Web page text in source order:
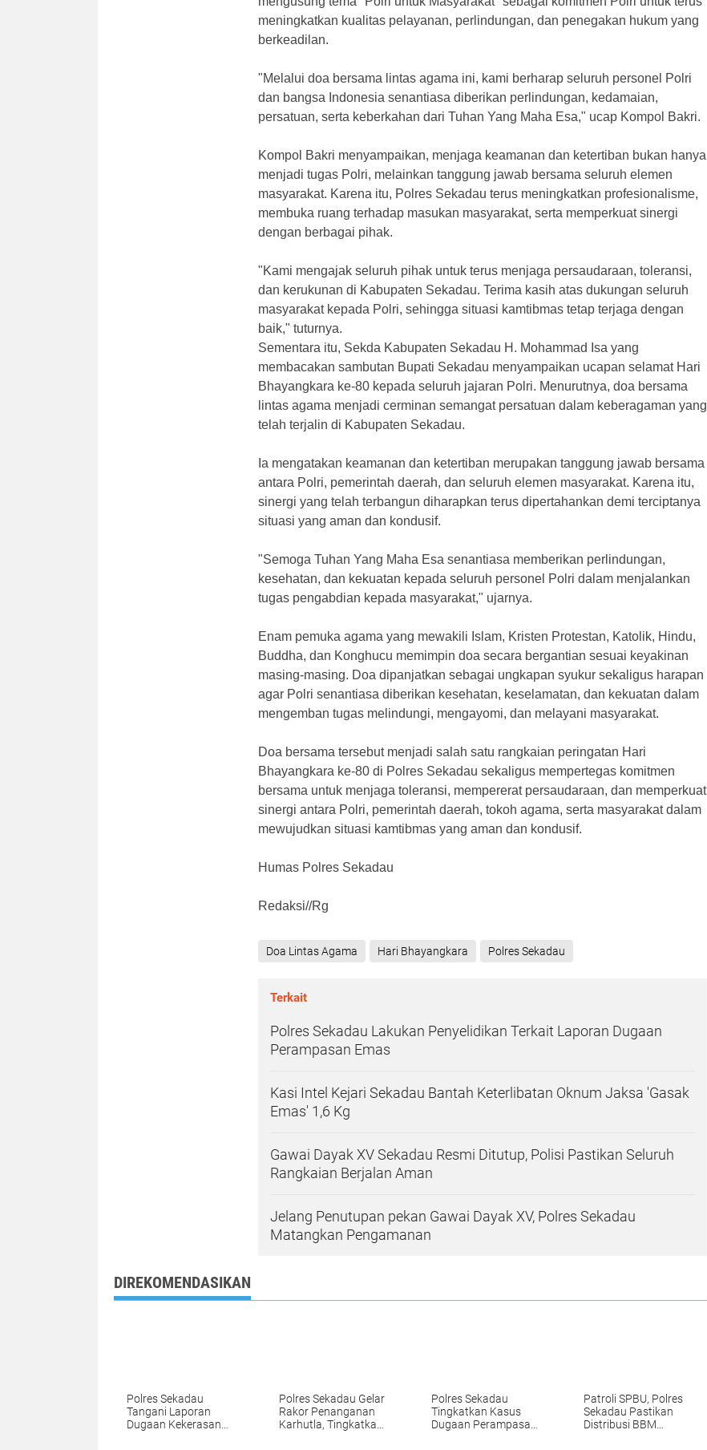
meningkatkan kualitas pelayanan, perlindungan, dan penegakan hukum yang
berkeadilan.
"Melalui doa bersama lintas agama ini, kami berharap seluruh personel Polri
dan bangsa Indonesia senantiasa diberikan perlindungan, kedamaian,
persatuan, serta keberkahan dari Tuhan Yang Maha Esa," ucap Kompol Bakri.
Kompol Bakri menyampaikan, menjaga keamanan dan ketertiban bukan hanya
menjadi tugas Polri, melainkan tanggung jawab bersama seluruh elemen
masyarakat. Karena itu, Polres Sekadau terus meningkatkan profesionalisme,
membuka ruang terhadap masukan masyarakat, serta memperkuat sinergi
dengan berbagai pihak.
"Kami mengajak seluruh pihak untuk terus menjaga persaudaraan, toleransi,
dan kerukunan di Kabupaten Sekadau. Terima kasih atas dukungan seluruh
masyarakat kepada Polri, sehingga situasi kamtibmas tetap terjaga dengan
baik," tuturnya.
Sementara itu, Sekda Kabupaten Sekadau H. Mohammad Isa yang
membacakan sambutan Bupati Sekadau menyampaikan ucapan selamat Hari
Bhayangkara ke-80 kepada seluruh jajaran Polri. Menurutnya, doa bersama
lintas agama menjadi cerminan semangat persatuan dalam keberagaman yang
telah terjalin di Kabupaten Sekadau.
Ia mengatakan keamanan dan ketertiban merupakan tanggung jawab bersama
antara Polri, pemerintah daerah, dan seluruh elemen masyarakat. Karena itu,
sinergi yang telah terbangun diharapkan terus dipertahankan demi terciptanya
situasi yang aman dan kondusif.
"Semoga Tuhan Yang Maha Esa senantiasa memberikan perlindungan,
kesehatan, dan kekuatan kepada seluruh personel Polri dalam menjalankan
tugas pengabdian kepada masyarakat," ujarnya.
Enam pemuka agama yang mewakili Islam, Kristen Protestan, Katolik, Hindu,
Buddha, dan Konghucu memimpin doa secara bergantian sesuai keyakinan
masing-masing. Doa dipanjatkan sebagai ungkapan syukur sekaligus harapan
agar Polri senantiasa diberikan kesehatan, keselamatan, dan kekuatan dalam
mengemban tugas melindungi, mengayomi, dan melayani masyarakat.
Doa bersama tersebut menjadi salah satu rangkaian peringatan Hari
Bhayangkara ke-80 di Polres Sekadau sekaligus mempertegas komitmen
bersama untuk menjaga toleransi, mempererat persaudaraan, dan memperkuat
sinergi antara Polri, pemerintah daerah, tokoh agama, serta masyarakat dalam
mewujudkan situasi kamtibmas yang aman dan kondusif.
Humas Polres Sekadau
Redaksi//Rg
Doa Lintas Agama Hari Bhayangkara Polres Sekadau
Terkait
Polres Sekadau Lakukan Penyelidikan Terkait Laporan Dugaan
Perampasan Emas
​Kasi Intel Kejari Sekadau Bantah Keterlibatan Oknum Jaksa 'Gasak
Emas' 1,6 Kg
Gawai Dayak XV Sekadau Resmi Ditutup, Polisi Pastikan Seluruh
Rangkaian Berjalan Aman
Jelang Penutupan pekan Gawai Dayak XV, Polres Sekadau
Matangkan Pengamanan
DIREKOMENDASIKAN
Polres Sekadau
Tangani Laporan
Dugaan Kekerasan
Polres Sekadau Gelar
Rakor Penanganan
Karhutla, Tingkatkan
Polres Sekadau
Tingkatkan Kasus
Dugaan Perampasan
Patroli SPBU, Polres
Sekadau Pastikan
Distribusi BBM